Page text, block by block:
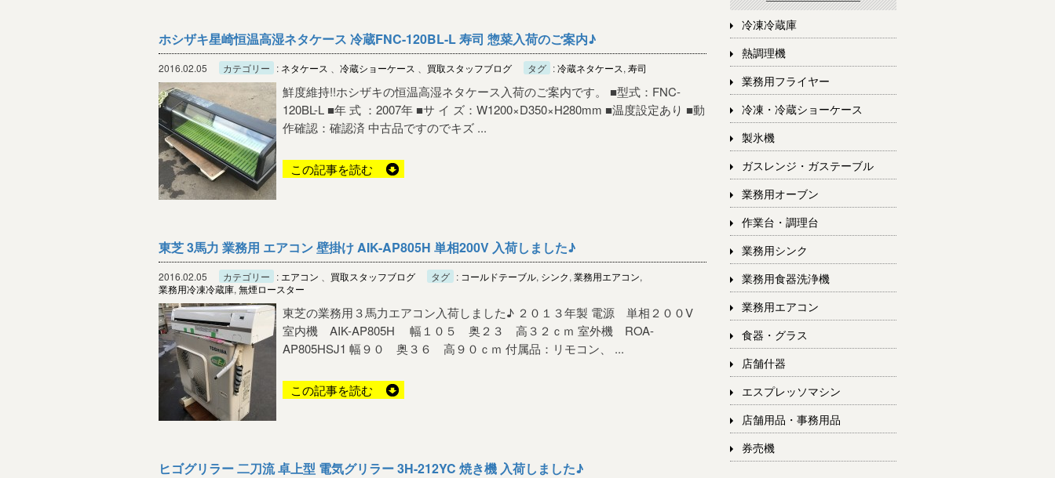
ホシザキ星崎恒温高湿ネタケース 冷蔵FNC-120BL-L 寿司 惣菜入荷のご案内♪
2016.02.05 カテゴリー : ネタケース 冷蔵ショーケース 買取スタッフブログ タグ :冷蔵ネタケース, 寿司
鮮度維持!!ホシザキの恒温高湿ネタケース入荷のご案内です。 ■型式：FNC-
120BL-L ■年 式 ：2007年 ■サ イ ズ：W1200×D350×H280mm ■温度設定あり ■動
作確認：確認済 中古品ですのでキズ ...
この記事を読む
東芝 3馬力 業務用 エアコン 壁掛け AIK-AP805H 単相200V 入荷しました♪
2016.02.05 カテゴリー : エアコン 買取スタッフブログ タグ : コールドテーブル, シンク, 業務用エアコン,
業務用冷凍冷蔵庫, 無煙ロースター
東芝の業務用３馬力エアコン入荷しました♪ ２０１３年製 電源 単相２００V
室内機 AIK-AP805H 幅１０５ 奥２３ 高３２ｃｍ 室外機 ROA-
AP805HSJ1 幅９０ 奥３６ 高９０ｃｍ 付属品：リモコン、 ...
この記事を読む
ヒゴグリラー 二刀流 卓上型 電気グリラー 3H-212YC 焼き機 入荷しました♪
冷凍冷蔵庫
熱調理機
業務用フライヤー
冷凍・冷蔵ショーケース
製氷機
ガスレンジ・ガステーブル
業務用オーブン
作業台・調理台
業務用シンク
業務用食器洗浄機
業務用エアコン
食器・グラス
店舗什器
エスプレッソマシン
店舗用品・事務用品
券売機